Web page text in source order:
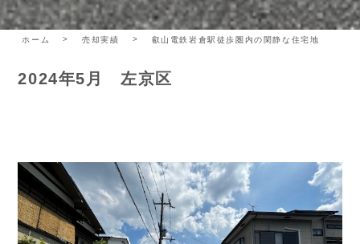
ホーム 売却実績 叡山電鉄岩倉駅徒歩圏内の閑静な住宅地
2024年5月 左京区